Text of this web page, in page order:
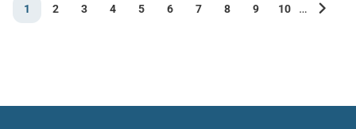
1 2 3 4 5 6 7 8 9 10 …